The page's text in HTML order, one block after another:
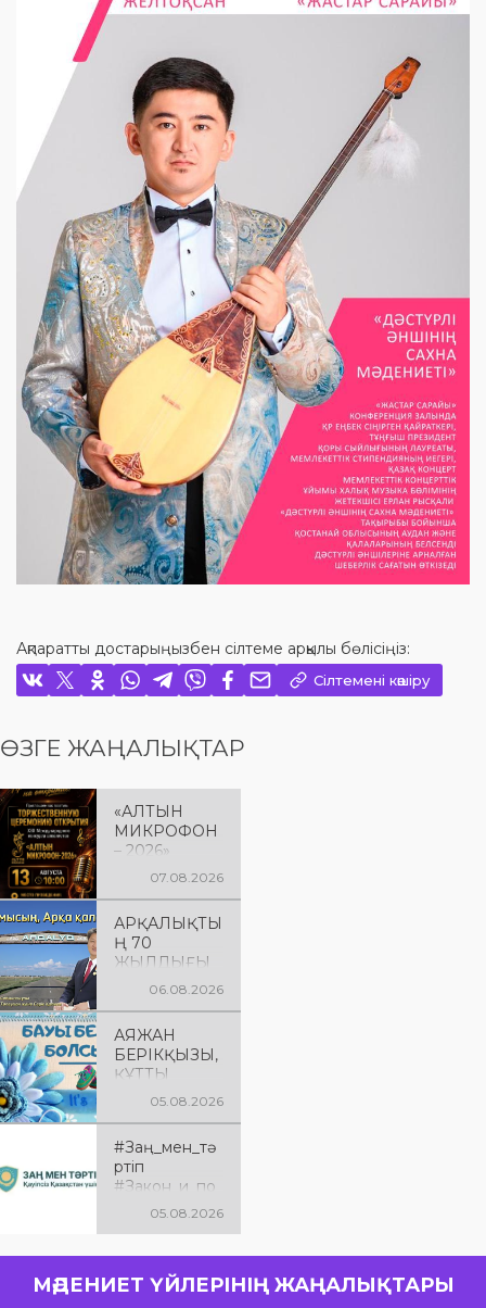
Ақпаратты достарыңызбен сілтеме арқылы бөлісіңіз:
Сілтемені көшіру
ӨЗГЕ ЖАҢАЛЫҚТАР
«АЛТЫН
МИКРОФОН
– 2026»
БАЙҚАУЫН
Ы АШЫЛУЫ
Сіздерді
вокалистерді
ң «Алтын
микрофон –
2026» XXII
халықаралық
байқауының
ашылу
рәсіміне
шақырамыз!
Бұл күні түрлі
елдерден
талантты
ар бас қосып,
үлкен
07.08.2026
АРҚАЛЫҚТЫ
Ң 70
ЖЫЛДЫҒЫ
ҚҰТТЫ06.08.2026
АЯЖАН
БЕРІКҚЫЗЫ,
ҚҰТТЫ
БОЛСЫН!
05.08.2026
#Заң_мен_тә
ртіп
#Закон_и_по
рядок05.08.2026
МӘДЕНИЕТ ҮЙЛЕРІНІҢ ЖАҢАЛЫҚТАРЫ